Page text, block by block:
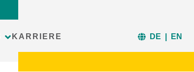
KARRIERE DE EN